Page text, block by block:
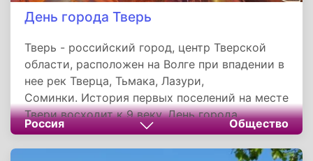
День города Тверь
Тверь - российский город, центр Тверской
области, расположен на Волге при впадении в
нее рек Тверца, Тьмака, Лазури,
Соминки. История первых поселений на месте
Твери восходит к 9 веку. День города
традиционно отмечается в последнюю
субботу июня.
Россия Общество